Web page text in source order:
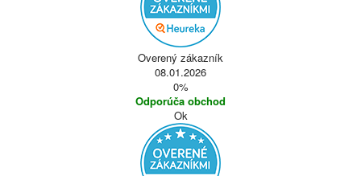
Overený zákazník
08.01.2026
0%
Odporúča obchod
Ok